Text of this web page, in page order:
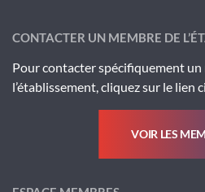
CONTACTER UN MEMBRE DE
Pour contacter spécifiquement un
l’établissement, cliquez sur le lien
VOIR LES